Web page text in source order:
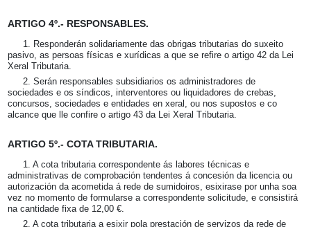
ARTIGO 4º.- RESPONSABLES.
1. Responderán solidariamente das obrigas tributarias do suxeito
pasivo, as persoas físicas e xurídicas a que se refire o artigo 42 da Lei
Xeral Tributaria.
2. Serán responsables subsidiarios os administradores de
sociedades e os síndicos, interventores ou liquidadores de crebas,
concursos, sociedades e entidades en xeral, ou nos supostos e co
alcance que lle confire o artigo 43 da Lei Xeral Tributaria.
ARTIGO 5º.- COTA TRIBUTARIA.
1. A cota tributaria correspondente ás labores técnicas e
administrativas de comprobación tendentes á concesión da licencia ou
autorización da acometida á rede de sumidoiros, esixirase por unha soa
vez no momento de formularse a correspondente solicitude, e consistirá
na cantidade fixa de 12,00 €.
2. A cota tributaria a esixir pola prestación de servizos da rede de